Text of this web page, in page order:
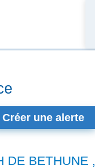
Créer une alerte